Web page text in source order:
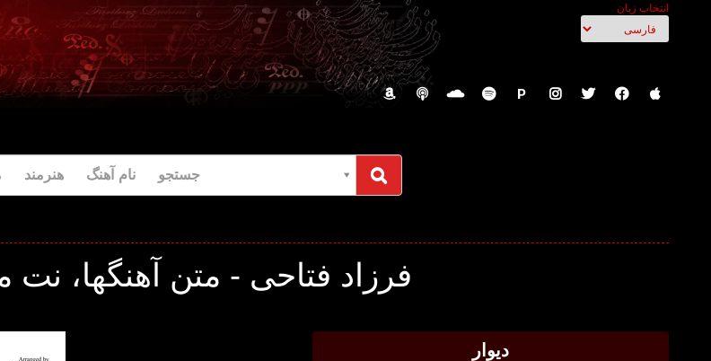
انتخاب زبان
P
جستجو نام آهنگ هنرمند
فرزاد فتاحی - متن آهنگها، نت
دیوار